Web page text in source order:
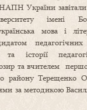
України завітали
імені
мова і
та історії
та вчителем
району Терещенко
за методикою